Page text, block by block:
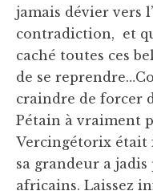
jamais dévier vers
contradiction, et
caché toutes ces
de se
craindre de forcer
Pétain à vraiment
Vercingétorix était
sa grandeur a
africains. Laissez